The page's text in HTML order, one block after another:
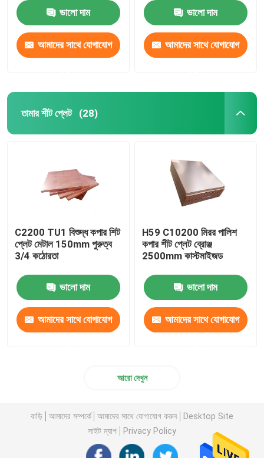
ভালো দাম
আমাদের সাথে যোগাযোগ
ভালো দাম
আমাদের সাথে যোগাযোগ
তামার শীট প্লেট (28)
C2200 TU1 বিশুদ্ধ কপার শিট
প্লেট মেটাল 150mm পুরুত্ব
3/4 কঠোরতা
ভালো দাম
আমাদের সাথে যোগাযোগ
H59 C10200 মিরর পালিশ
কপার শীট প্লেট ব্রোঞ্জ
2500mm কাস্টমাইজড
ভালো দাম
আমাদের সাথে যোগাযোগ
আরো দেখুন
বাড়ি আমাদের সম্পর্কে আমাদের সাথে যোগাযোগ করুন
Desktop Site
সাইট ম্যাপ
Privacy Policy